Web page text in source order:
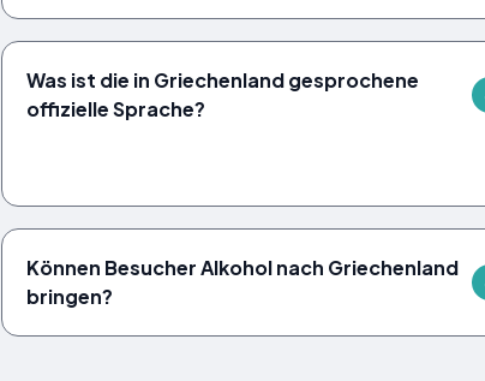
Was ist die in Griechenland gesprochene
offizielle Sprache?
Können Besucher Alkohol nach Griechenland
bringen?